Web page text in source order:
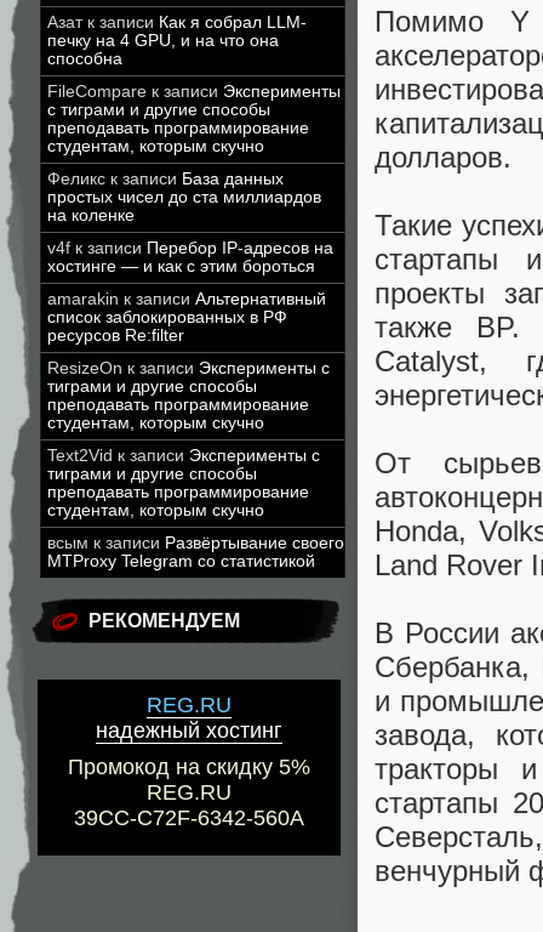
Азатк записи Как я собрал LLM-
печку на 4 GPU, и на что она
способна
FileCompare к записи Эксперименты
с тиграми и другие способы
преподавать программирование
студентам, которым скучно
Феликс к записи База данных
простых чисел до ста миллиардов
на коленке
v4f к записи Перебор IP-адресов на
хостинге — и как с этим бороться
amarakin к записи Альтернативный
список заблокированных в РФ
ресурсов Re:filter
ResizeOn к записи Эксперименты с
тиграми и другие способы
преподавать программирование
студентам, которым скучно
Text2Vid к записи Эксперименты с
тиграми и другие способы
преподавать программирование
студентам, которым скучно
всым к записи Развёртывание своего
MTProxy Telegram со статистикой
РЕКОМЕНДУЕМ
REG.RU
надежный хостинг
Промокод на скидку 5%
REG.RU
39CC-C72F-6342-560A
Помимо Y
долларов.
Такие
стартапы
проекты
также BP.
Catalyst,
От
Honda,
Land Rover
В России
и
завода,
тракторы
стартапы
венчурный